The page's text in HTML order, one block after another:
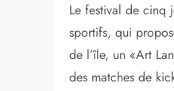
Le festival de cinq
sportifs, qui
de l’île, un «Art
des matches de